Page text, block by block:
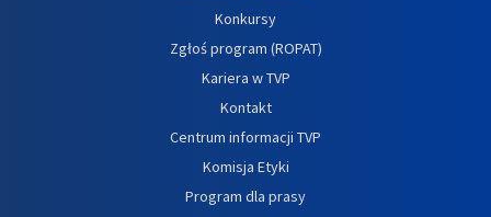
Konkursy
Zgłoś program (ROPAT)
Kariera w TVP
Kontakt
Centrum informacji TVP
Komisja Etyki
Program dla prasy